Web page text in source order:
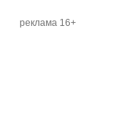
реклама 16+